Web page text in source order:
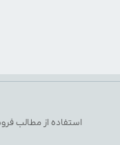
استفاده از مطالب